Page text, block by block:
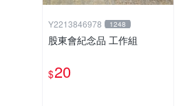
Y2213846978 1248
股東會紀念品 工作組
$20